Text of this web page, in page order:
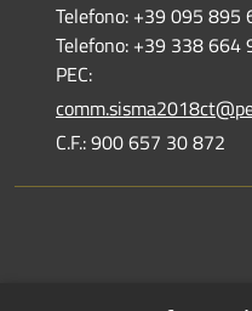
Telefono: +39 095 895
Telefono: +39 338 664
PEC:
C.F.: 900 657 30 872